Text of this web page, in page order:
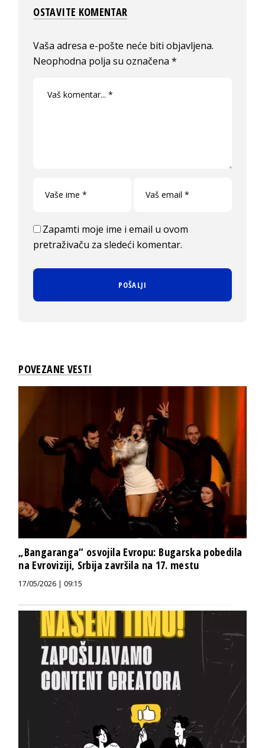
OSTAVITE KOMENTAR
Vaša adresa e-pošte neće biti objavljena.
Neophodna polja su označena*
Zapamti moje ime i email u ovom
pretraživaču za sledeći komentar.
POVEZANE VESTI
„Bangaranga“ osvojila Evropu: Bugarska pobedila
na Evroviziji, Srbija završila na 17. mestu
17/05/2026 | 09:15